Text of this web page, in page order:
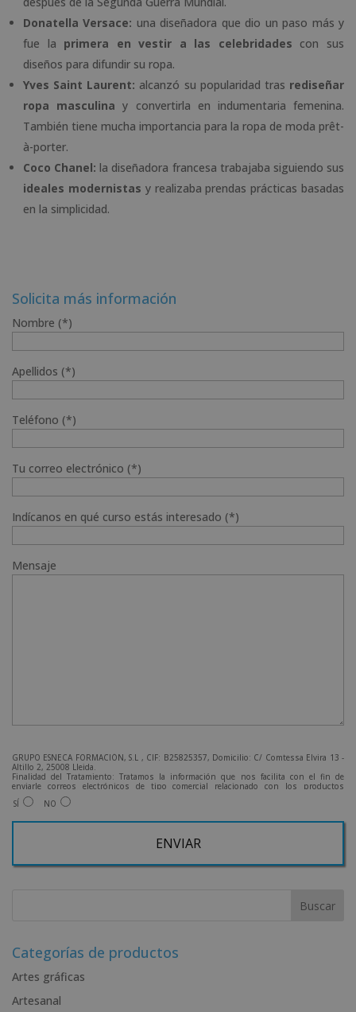
Donatella Versace: una diseñadora que dio un paso más y
fue la primera en vestir a las celebridades con sus
diseños para difundir su ropa.
Yves Saint Laurent: alcanzó su popularidad tras rediseñar
ropa masculina y convertirla en indumentaria femenina.
También tiene mucha importancia para la ropa de moda prêt-
à-porter.
Coco Chanel: la diseñadora francesa trabajaba siguiendo sus
ideales modernistas y realizaba prendas prácticas basadas
en la simplicidad.
Solicita más información
Nombre (*)
Apellidos (*)
Teléfono (*)
Tu correo electrónico (*)
Indícanos en qué curso estás interesado (*)
Mensaje
GRUPO ESNECA FORMACIÓN, S.L , CIF: B25825357, Domicilio: C/ Comtessa Elvira 13 -
Altillo 2, 25008 Lleida.
Finalidad del Tratamiento: Tratamos la información que nos facilita con el fin de
enviarle correos electrónicos de tipo comercial relacionado con los productos
ofrecidos y otros tipo de productos que fueran de su interés.
Legitimación del tratamiento: Consentimiento del interesado.
a la dirección admin@grupoesneca.com.
Desea recibir información comercial (vía telefónica y/o email):
SÍ NO
r
a
t
Categorías de productos
Artes gráficas
Artesanal